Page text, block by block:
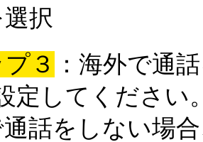
択
３
：海外で通
定してください
話をしない場